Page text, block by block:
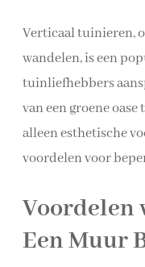
Verticaal tuinieren,
wandelen, is een
tuinliefhebbers
van een groene
alleen esthetische
voordelen voor
Voordelen
Een Muur